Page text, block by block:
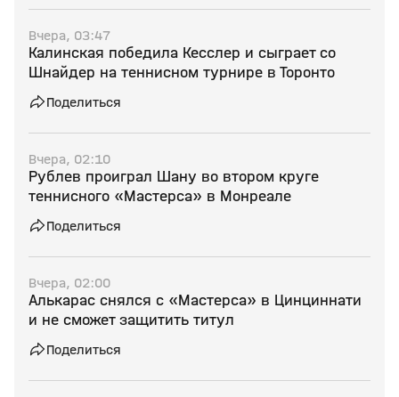
Вчера, 03:47
Калинская победила Кесслер и сыграет со
Шнайдер на теннисном турнире в Торонто
Поделиться
Вчера, 02:10
Рублев проиграл Шану во втором круге
теннисного «Мастерса» в Монреале
Поделиться
Вчера, 02:00
Алькарас снялся с «Мастерса» в Цинциннати
и не сможет защитить титул
Поделиться